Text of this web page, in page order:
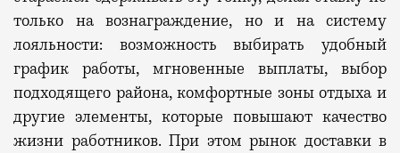
только на вознаграждение, но и на систему
лояльности: возможность выбирать удобный
график работы, мгновенные выплаты, выбор
подходящего района, комфортные зоны отдыха и
другие элементы, которые повышают качество
жизни работников. При этом рынок доставки в